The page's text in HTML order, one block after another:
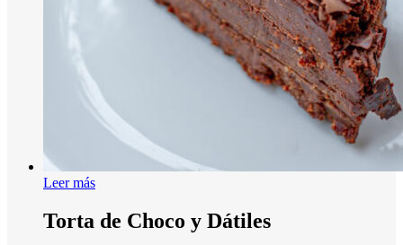
Leer más
Torta de Choco y Dátiles